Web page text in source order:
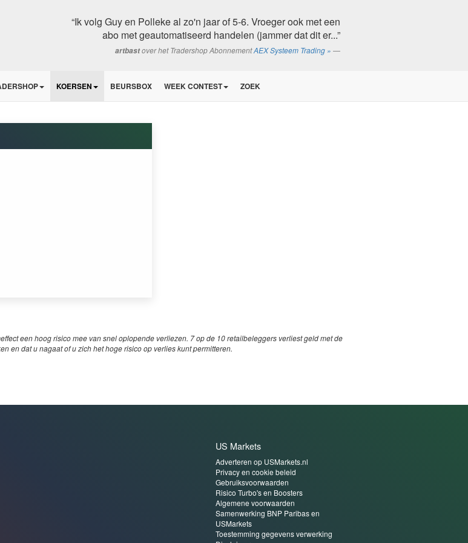
“Ik volg Guy en Polleke al zo'n jaar of 5-6. Vroeger ook met een
abo met geautomatiseerd handelen (jammer dat dit er...”
artbastover het Tradershop AbonnementAEX Systeem Trading »
KOERSEN BEURSBOX WEEK CONTEST ZOEK
een hoog risico mee van snel oplopende verliezen. 7 op de 10 retailbeleggers verliest geld met de
en dat u nagaat of u zich het hoge risico op verlies kunt permitteren.
US Markets
Adverteren op USMarkets.nl
Privacy en cookie beleid
Gebruiksvoorwaarden
Risico Turbo's en Boosters
Algemene voorwaarden
Samenwerking BNP Paribas en
USMarkets
Toestemming gegevens verwerking